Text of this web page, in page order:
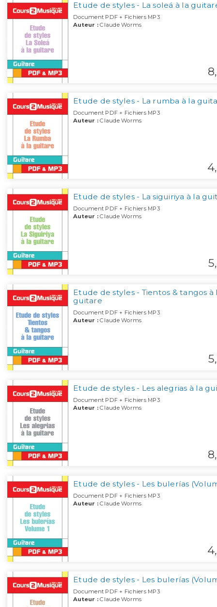
Etude de styles - La soleá à la
Document PDF + Fichiers MP3
Auteur : Claude Worms
8,
Etude de styles - La rumba à la
Document PDF + Fichiers MP3
Auteur : Claude Worms
4,
Etude de styles - La siguiriya à la
Document PDF + Fichiers MP3
Auteur : Claude Worms
5,
Etude de styles - Tientos & tangos à
guitare
Document PDF + Fichiers MP3
Auteur : Claude Worms
5,
Etude de styles - Les alegrias à la
Document PDF + Fichiers MP3
Auteur : Claude Worms
8,
Etude de styles - Les bulerías
Document PDF + Fichiers MP3
Auteur : Claude Worms
4,
Etude de styles - Les bulerías
Document PDF + Fichiers MP3
Auteur : Claude Worms